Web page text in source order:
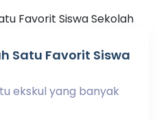
Satu Favorit Siswa
ekskul yang banyak